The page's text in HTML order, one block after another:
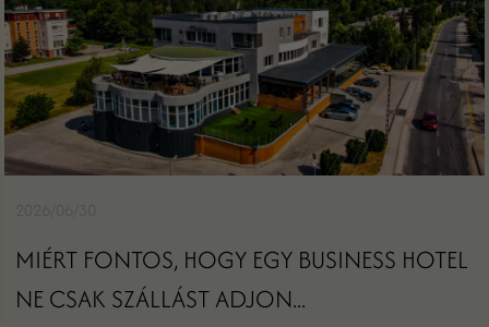
MIÉRT FONTOS, HOGY EGY BUSINESS HOTEL
NE CSAK SZÁLLÁST ADJON...